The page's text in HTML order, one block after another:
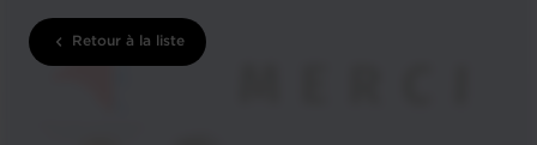
Retour à la liste